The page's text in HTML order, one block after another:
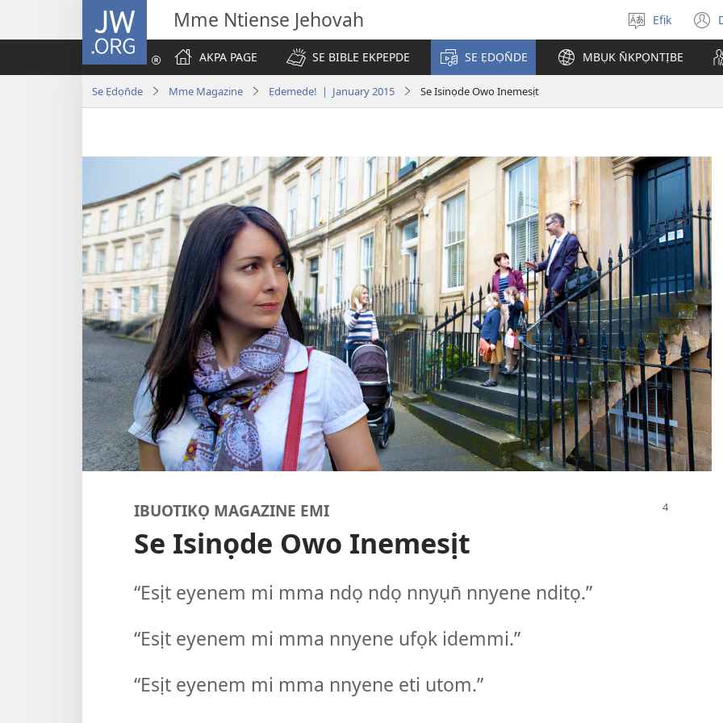
JW.ORG Mme Ntiense Jehovah
Mek
usem
Efịk
AKPA PAGE
SE BIBLE EKPEPDE SE ẸDỌN̄DE MBỤK N̄KPỌNTỊBE
Se Ẹdọn̄de Mme Magazine Ẹdemede! | January 2015 Se Isinọde Owo Inemesịt
IBUOTIKỌ MAGAZINE EMI
Se Isinọde Owo Inemesịt
“Esịt eyenem mi mma ndọ ndọ nnyụn̄ nnyene nditọ.”
“Esịt eyenem mi mma nnyene ufọk idemmi.”
“Esịt eyenem mi mma nnyene eti utom.”